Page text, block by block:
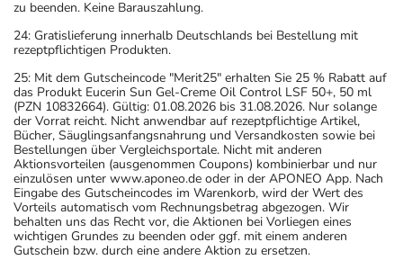
zu beenden. Keine Barauszahlung.
24: Gratislieferung innerhalb Deutschlands bei Bestellung mit
rezeptpflichtigen Produkten.
25: Mit dem Gutscheincode "Merit25" erhalten Sie 25 % Rabatt auf
das Produkt Eucerin Sun Gel-Creme Oil Control LSF 50+, 50 ml
(PZN 10832664). Gültig: 01.08.2026 bis 31.08.2026. Nur solange
der Vorrat reicht. Nicht anwendbar auf rezeptpflichtige Artikel,
Bücher, Säuglingsanfangsnahrung und Versandkosten sowie bei
Bestellungen über Vergleichsportale. Nicht mit anderen
Aktionsvorteilen (ausgenommen Coupons) kombinierbar und nur
einzulösen unter www.aponeo.de oder in der APONEO App. Nach
Eingabe des Gutscheincodes im Warenkorb, wird der Wert des
Vorteils automatisch vom Rechnungsbetrag abgezogen. Wir
behalten uns das Recht vor, die Aktionen bei Vorliegen eines
wichtigen Grundes zu beenden oder ggf. mit einem anderen
Gutschein bzw. durch eine andere Aktion zu ersetzen.